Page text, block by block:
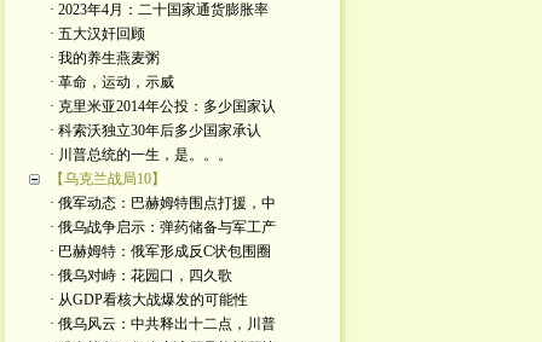
· 2023年4月：二十国家通货膨胀率
· 五大汉奸回顾
· 我的养生燕麦粥
· 革命，运动，示威
· 克里米亚2014年公投：多少国家认
· 科索沃独立30年后多少国家承认
· 川普总统的一生，是。。。
【乌克兰战局10】
· 俄军动态：巴赫姆特围点打援，中
· 俄乌战争启示：弹药储备与军工产
· 巴赫姆特：俄军形成反C状包围圈
· 俄乌对峙：花园口，四久歌
· 从GDP看核大战爆发的可能性
· 俄乌风云：中共释出十二点，川普